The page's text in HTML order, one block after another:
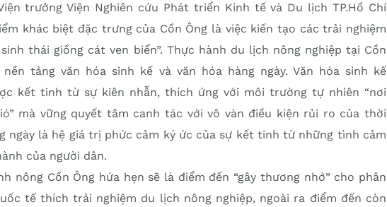
trưởng Viện Nghiên cứu Phát triển Kinh tế và Du lịch TP.Hồ Chí
khác biệt đặc trưng của Cồn Ông là việc kiến tạo các trải nghiệm
thái giồng cát ven biển”. Thực hành du lịch nông nghiệp tại Cồn
nền tảng văn hóa sinh kế và văn hóa hàng ngày. Văn hóa sinh kế
kết tinh từ sự kiên nhẫn, thích ứng với môi trường tự nhiên “nơi
mà vững quyết tâm canh tác với vô vàn điều kiện rủi ro của thời
ngày là hệ giá trị phức cảm ký ức của sự kết tinh từ những tình cảm
của người dân.
nông Cồn Ông hứa hẹn sẽ là điểm đến “gây thương nhớ” cho phân
tế thích trải nghiệm du lịch nông nghiệp, ngoài ra điểm đến còn